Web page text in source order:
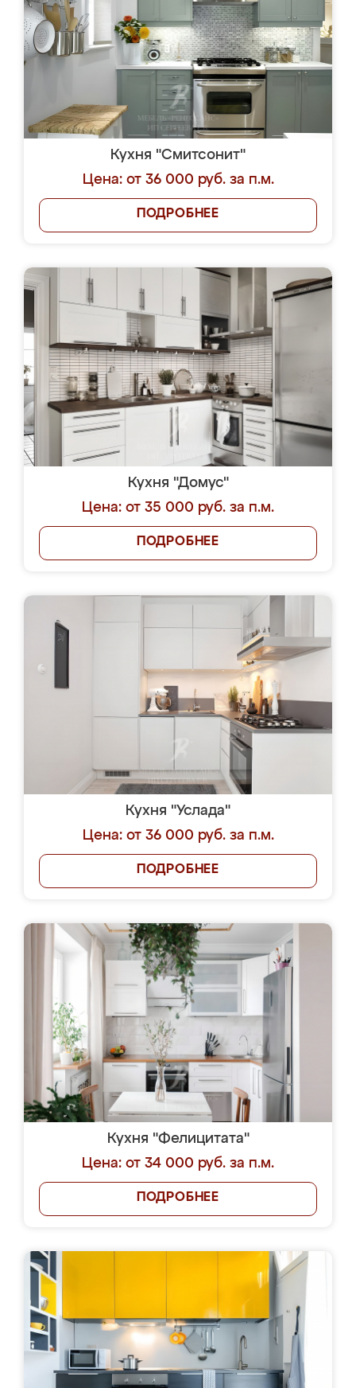
Кухня "Смитсонит"
Цена: от 36 000 руб. за п.м.
ПОДРОБНЕЕ
Кухня "Домус"
Цена: от 35 000 руб. за п.м.
ПОДРОБНЕЕ
Кухня "Услада"
Цена: от 36 000 руб. за п.м.
ПОДРОБНЕЕ
Кухня "Фелицитата"
Цена: от 34 000 руб. за п.м.
ПОДРОБНЕЕ